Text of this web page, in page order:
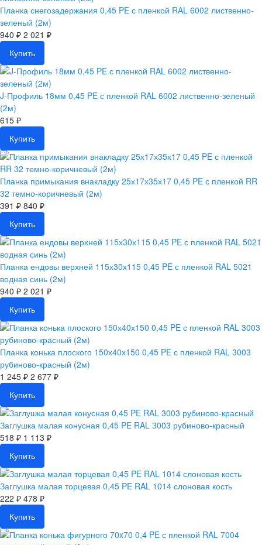
Планка снегозадержания 0,45 PE с пленкой RAL 6002 лиственно-
зеленый (2м)
940 ₽ 2 021 ₽
Купить
J-Профиль 18мм 0,45 PE с пленкой RAL 6002 лиственно-зеленый
(2м)
615 ₽
Купить
Планка примыкания внакладку 25х17х35х17 0,45 PE с пленкой RR
32 темно-коричневый (2м)
391 ₽ 840 ₽
Купить
Планка ендовы верхней 115х30х115 0,45 PE с пленкой RAL 5021
водная синь (2м)
940 ₽ 2 021 ₽
Купить
Планка конька плоского 150х40х150 0,45 PE с пленкой RAL 3003
рубиново-красный (2м)
1 245 ₽ 2 677 ₽
Купить
Заглушка малая конусная 0,45 PE RAL 3003 рубиново-красный
518 ₽ 1 113 ₽
Купить
Заглушка малая торцевая 0,45 PE RAL 1014 слоновая кость
222 ₽ 478 ₽
Купить